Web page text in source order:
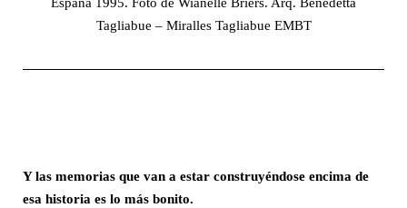
Tagliabue – Miralles Tagliabue EMBT
Y las memorias que van a estar construyéndose encima de
esa historia es lo más bonito.